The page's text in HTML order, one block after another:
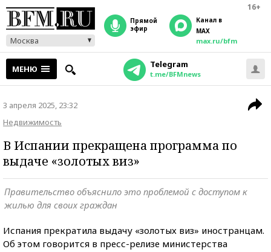
16+
Москва
прямой
эфир
Канал в
MAX
max.ru/bfm
МЕНЮ Telegram
t.me/BFMnews
3 апреля 2025, 23:32
Недвижимость
В Испании прекращена программа по
выдаче «золотых виз»
Правительство объяснило это проблемой с доступом к
жилью для своих граждан
Испания прекратила выдачу «золотых виз» иностранцам.
Об этом говорится в пресс-релизе министерства